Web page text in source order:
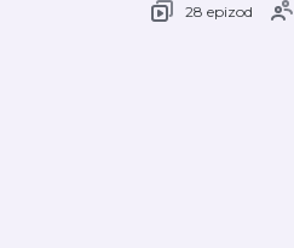
28 epizod